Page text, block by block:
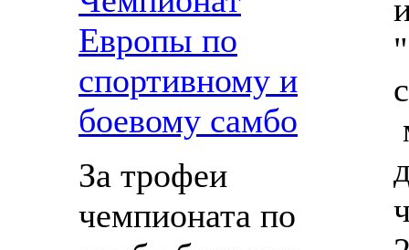
Европы по
спортивному и
боевому самбо
За трофеи
чемпионата по